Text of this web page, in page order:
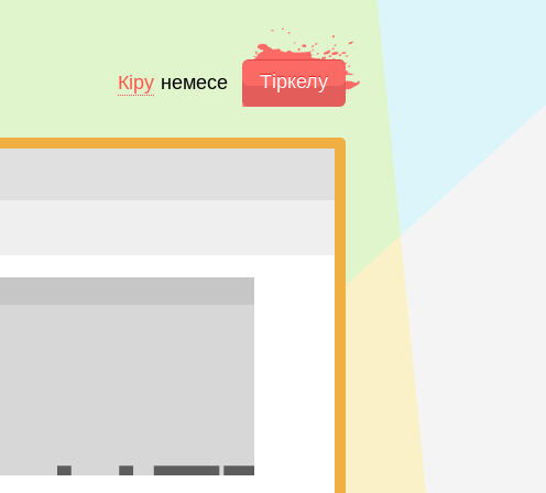
Кіру немесе Тіркелу